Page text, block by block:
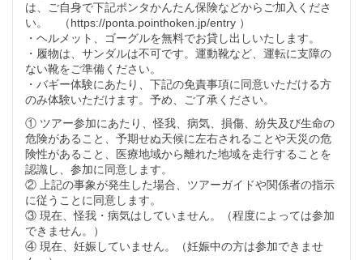
は、ご自身で下記ポンタかんたん保険などからご加入くださ
い。 （https://ponta.pointhoken.jp/entry ）
・ヘルメット、ゴーグルを無料でお貸し出しいたします。
・履物は、サンダルは不可です。運動靴など、運転に支障の
ない靴をご準備ください。
・バギー体験にあたり、下記の免責事項に同意いただける方
のみ体験いただけます。予め、ご了承ください。
① ツアー参加にあたり、怪我、病気、損傷、紛失及び生命の
危険があること、予期せぬ天候に左右されることや天災の危
険性があること、医療地域から離れた地域を走行することを
認識し、参加に同意します。
② 上記の事象が発生した場合、ツアーガイドや関係者の指示
に従うことに同意します。
③ 現在、怪我・病気はしていません。（程度によっては参加
できません。）
④ 現在、妊娠していません。（妊娠中の方は参加できませ